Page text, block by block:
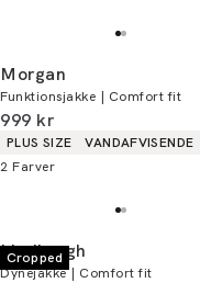
Morgan
Funktionsjakke | Comfort fit
I alt (inkl. rabat)
999 kr
Produkt egenskaber
PLUS SIZE
VANDAFVISENDE
2 Farver
Cropped
Lindbergh
Dynejakke | Comfort fit